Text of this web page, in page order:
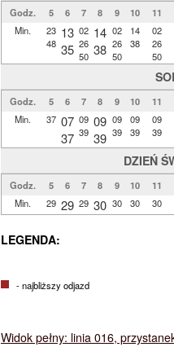
Godz. 5 6 7 8 9 10 11
Min.
23
48
13
35
02
26
50
14
38
02
26
50
14
38
02
26
50
Godz. 5 6 7 8 9 10 11
Min.
37 07
37
09
39
09
39
09
39
09
39
09
39
DZIEŃ
Godz. 5 6 7 8 9 10 11
Min.
29 29 29 30 30 30 30
LEGENDA:
- najbliższy odjazd
Widok pełny: linia 016,